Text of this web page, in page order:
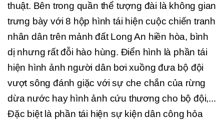
thuật. Bên trong quần thể tượng đài là không gian
trưng bày với 8 hộp hình tái hiện cuộc chiến tranh
nhân dân trên mảnh đất Long An hiền hòa, bình
dị nhưng rất đỗi hào hùng. Điển hình là phần tái
hiện hình ảnh người dân bơi xuồng đưa bộ đội
vượt sông đánh giặc với sự che chắn của rừng
dừa nước hay hình ảnh cứu thương cho bộ đội,...
Đặc biệt là phần tái hiện sự kiện dân công hỏa